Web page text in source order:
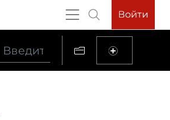
Войти